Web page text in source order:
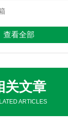
查看全部
关文章
ARTICLES